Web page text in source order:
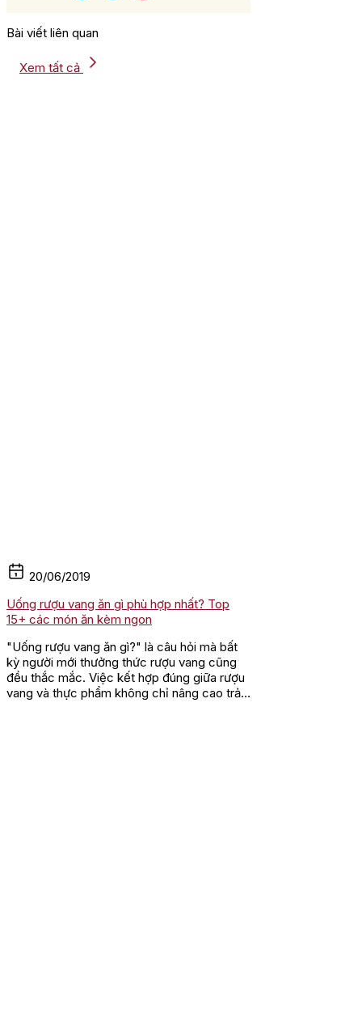
Bài viết liên quan
Xem tất cả
20/06/2019
Uống rượu vang ăn gì phù hợp nhất? Top
15+ các món ăn kèm ngon
"Uống rượu vang ăn gì?" là câu hỏi mà bất
kỳ người mới thưởng thức rượu vang cũng
đều thắc mắc. Việc kết hợp đúng giữa rượu
vang và thực phẩm không chỉ nâng cao trải